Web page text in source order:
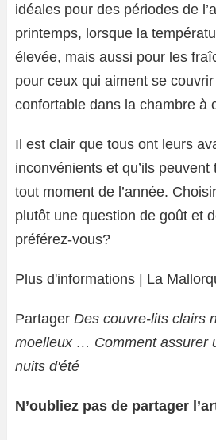
idéales pour des périodes de
printemps, lorsque la
élevée, mais aussi pour les
pour ceux qui aiment se couvrir
confortable dans la chambre à
Il est clair que tous ont leurs
inconvénients et qu’ils
tout moment de l’année.
plutôt une question de goût et
préférez-vous?
Plus d'informations | La
Partager Des couvre-lits clairs
moelleux … Comment assurer
nuits d'été
N’oubliez pas de partager